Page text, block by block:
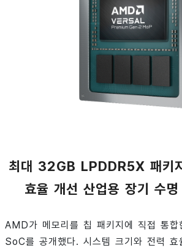
최대 32GB LPDDR5X 패키
효율 개선 산업용 장기 수
AMD가 메모리를 칩 패키지에 직접 통합
SoC를 공개했다. 시스템 크기와 전력 효